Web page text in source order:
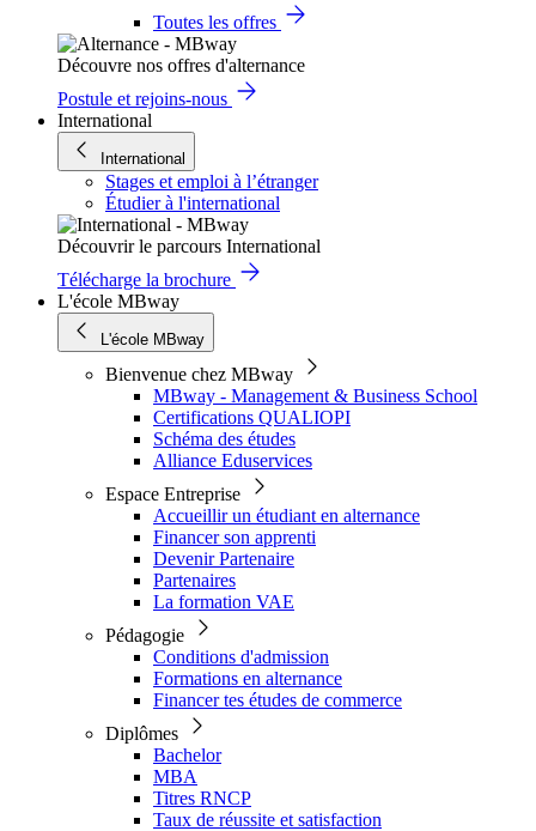
Toutes les offres
Découvre nos offres d'alternance
Postule et rejoins-nous
International
International
Stages et emploi à l’étranger
Étudier à l'international
Découvrir le parcours International
Télécharge la brochure
L'école MBway
L'école MBway
Bienvenue chez MBway
MBway - Management & Business School
Certifications QUALIOPI
Schéma des études
Alliance Eduservices
Espace Entreprise
Accueillir un étudiant en alternance
Financer son apprenti
Devenir Partenaire
Partenaires
La formation VAE
Pédagogie
Conditions d'admission
Formations en alternance
Financer tes études de commerce
Diplômes
Bachelor
MBA
Titres RNCP
Taux de réussite et satisfaction